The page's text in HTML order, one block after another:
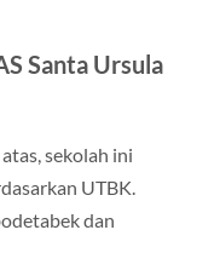
Santa Ursula
sekolah ini
UTBK.
dan